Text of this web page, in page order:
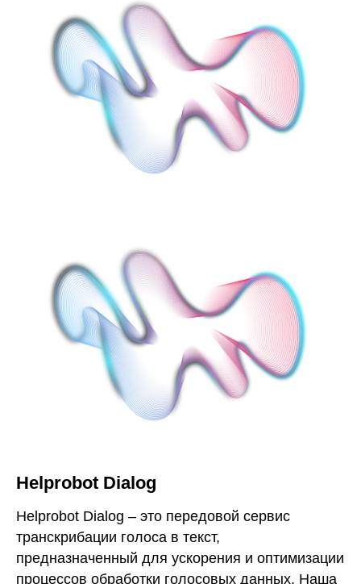
Helprobot Dialog
Helprobot Dialog – это передовой сервис
транскрибации голоса в текст,
предназначенный для ускорения и оптимизации
процессов обработки голосовых данных. Наша